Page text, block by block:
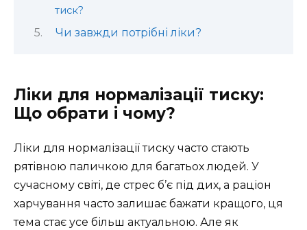
тиск?
Чи завжди потрібні ліки?
Ліки для нормалізації тиску:
Що обрати і чому?
Ліки для нормалізації тиску часто стають
рятівною паличкою для багатьох людей. У
сучасному світі, де стрес б’є під дих, а раціон
харчування часто залишає бажати кращого, ця
тема стає усе більш актуальною. Але як